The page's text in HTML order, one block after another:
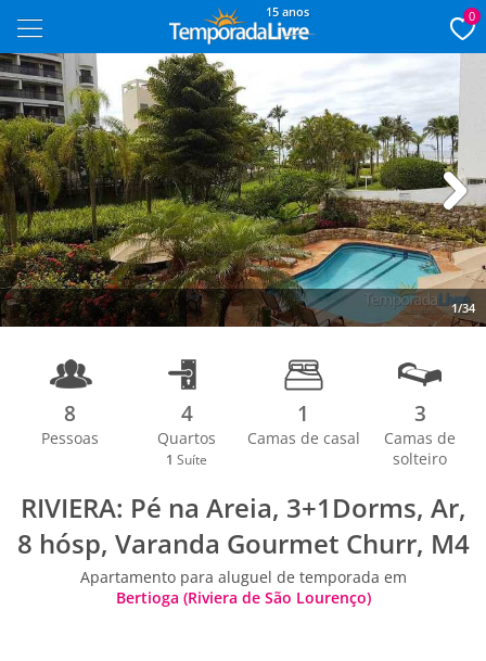
15 anos 0
1/34
Next
8
Pessoas
4
Quartos
1 Suíte
1
Camas de casal
3
Camas de
solteiro
RIVIERA: Pé na Areia, 3+1Dorms, Ar,
8 hósp, Varanda Gourmet Churr, M4
Apartamento para aluguel de temporada em
Bertioga (Riviera de São Lourenço)